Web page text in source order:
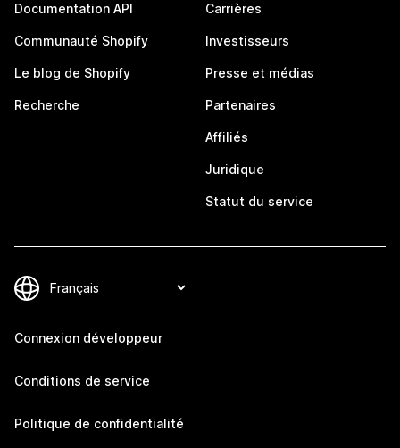
Documentation API
Communauté Shopify
Le blog de Shopify
Recherche
Carrières
Investisseurs
Presse et médias
Partenaires
Affiliés
Juridique
Statut du service
Connexion développeur
Conditions de service
Politique de confidentialité